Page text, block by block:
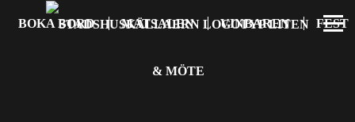
BOKA BORD MATSALEN VINBAREN FEST
& MÖTE